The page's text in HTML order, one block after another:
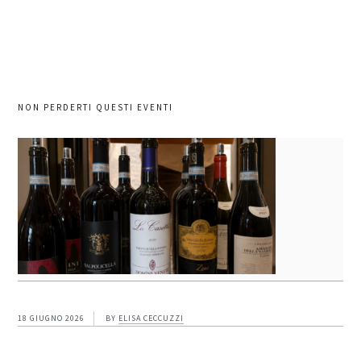
NON PERDERTI QUESTI EVENTI
18 GIUGNO 2026 BY ELISA CECCUZZI